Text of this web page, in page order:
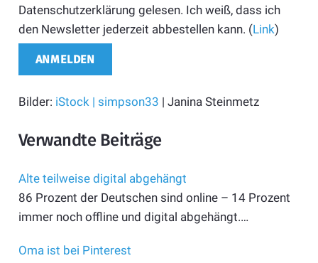
Datenschutzerklärung gelesen. Ich weiß, dass ich
den Newsletter jederzeit abbestellen kann. (Link)
Bilder: iStock | simpson33 | Janina Steinmetz
Verwandte Beiträge
Alte teilweise digital abgehängt
86 Prozent der Deutschen sind online – 14 Prozent
immer noch offline und digital abgehängt.…
Oma ist bei Pinterest